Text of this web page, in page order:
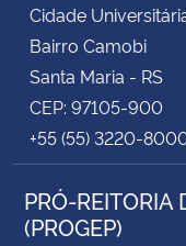
Cidade
Bairro Camobi
Santa Maria - RS
CEP: 97105-900
+55 (55) 3220-
PRÓ-REITORIA
(PROGEP)